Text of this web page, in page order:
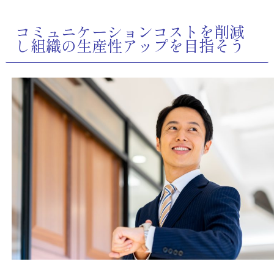
コミュニケーションコストを削減
し組織の生産性アップを目指そう